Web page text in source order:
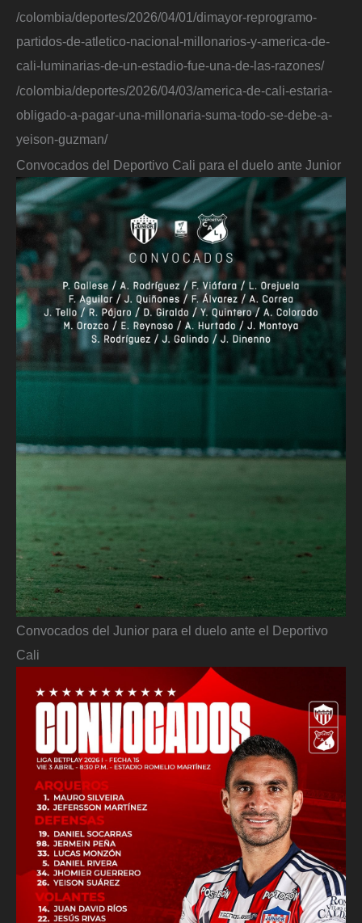
/colombia/deportes/2026/04/01/dimayor-reprogramo-
partidos-de-atletico-nacional-millonarios-y-america-de-
cali-luminarias-de-un-estadio-fue-una-de-las-razones/
/colombia/deportes/2026/04/03/america-de-cali-estaria-
obligado-a-pagar-una-millonaria-suma-todo-se-debe-a-
yeison-guzman/
Convocados del Deportivo Cali para el duelo ante Junior
Convocados del Junior para el duelo ante el Deportivo
Cali